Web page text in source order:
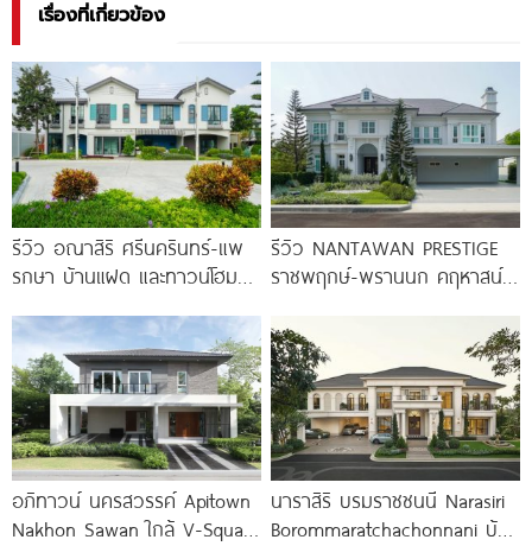
เรื่องที่เกี่ยวข้อง
รีวิว อณาสิริ ศรีนครินทร์-แพ
รกษา บ้านแฝด และทาวน์โฮม
ทางด่วน และ BTS แพรกษา
รีวิว NANTAWAN PRESTIGE
ราชพฤกษ์-พรานนก คฤหาสน์
เริ่ม
อภิทาวน์ นครสวรรค์ Apitown
Nakhon Sawan ใกล้ V-Square
นาราสิริ บรมราชชนนี Narasiri
Borommaratchachonnani บ้าน